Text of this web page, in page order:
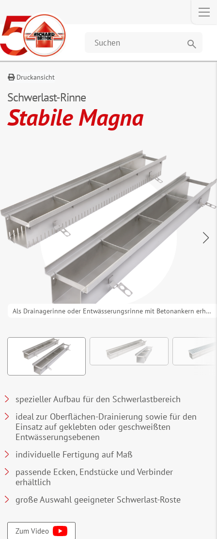
search
Druckansicht
Schwerlast-Rinne
Stabile Magna
spezieller Aufbau für den Schwerlastbereich
ideal zur Oberflächen-Drainierung sowie für den
Einsatz auf geklebten oder geschweißten
Entwässerungsebenen
individuelle Fertigung auf Maß
passende Ecken, Endstücke und Verbinder
erhältlich
große Auswahl geeigneter Schwerlast-Roste
Zum Video
Als Drainagerinne oder Entwässerungsrinne mit Betonankern erhältlich
Anfragen Downloads